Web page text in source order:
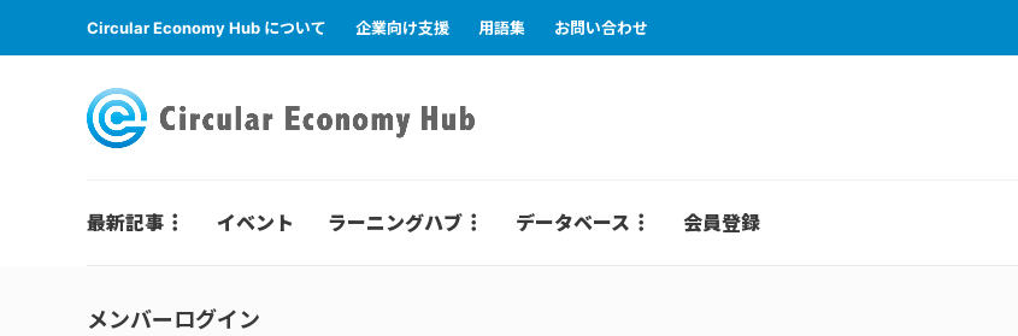
Circular Economy Hub について 企業向け支援 用語集 お問い合わせ
最新記事 イベント ラーニングハブ データベース 会員登録
メンバーログイン